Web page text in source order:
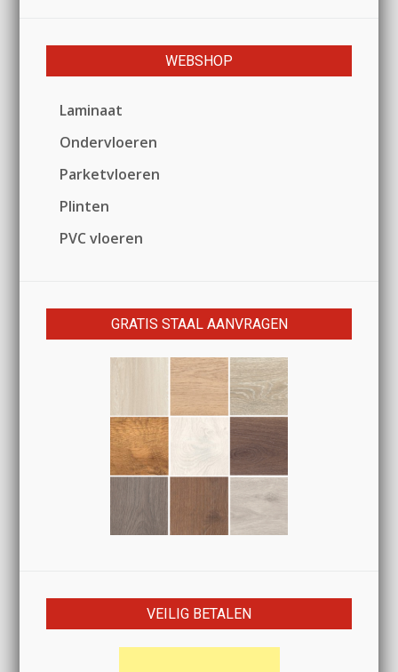
WEBSHOP
Laminaat
Ondervloeren
Parketvloeren
Plinten
PVC vloeren
GRATIS STAAL AANVRAGEN
VEILIG BETALEN